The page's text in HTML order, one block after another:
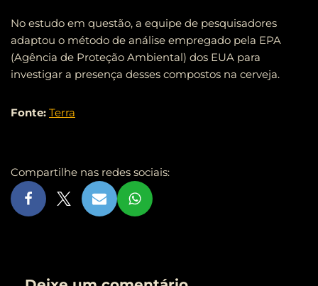
No estudo em questão, a equipe de pesquisadores
adaptou o método de análise empregado pela EPA
(Agência de Proteção Ambiental) dos EUA para
investigar a presença desses compostos na cerveja.
Fonte: Terra
Compartilhe nas redes sociais: